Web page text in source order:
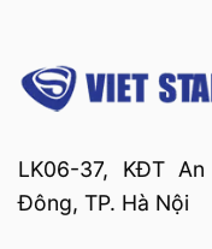
LK06-37, KĐT
Đông, TP. Hà Nội